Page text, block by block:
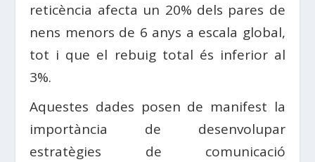
reticència afecta un 20% dels pares de
nens menors de 6 anys a escala global,
tot i que el rebuig total és inferior al
3%.
Aquestes dades posen de manifest la
importància de desenvolupar
estratègies de comunicació